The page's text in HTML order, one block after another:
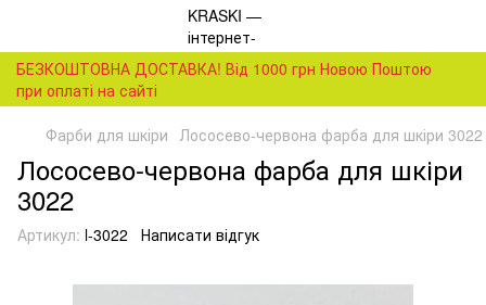
БЕЗКОШТОВНА ДОСТАВКА! Від 1000 грн Новою Поштою
при оплаті на сайті
Фарби для шкіри Лососево-червона фарба для шкіри 3022
Лососево-червона фарба для шкіри
3022
Артикул: l-3022 Написати відгук